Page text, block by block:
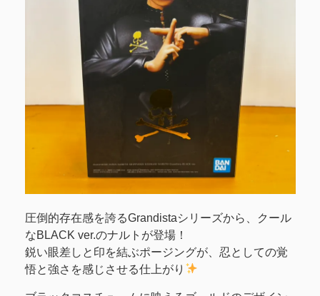
圧倒的存在感を誇るGrandistaシリーズから、クール
なBLACK ver.のナルトが登場！
鋭い眼差しと印を結ぶポージングが、忍としての覚
悟と強さを感じさせる仕上がり